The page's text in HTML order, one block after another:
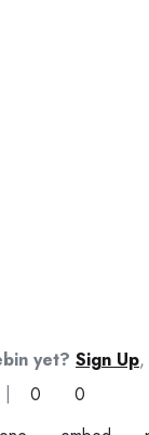
yet? Sign Up,
| 0
0